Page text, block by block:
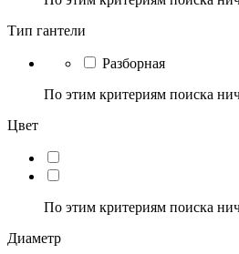
Тип гантели
Разборная
По этим критериям поиска
Цвет
По этим критериям поиска
Диаметр